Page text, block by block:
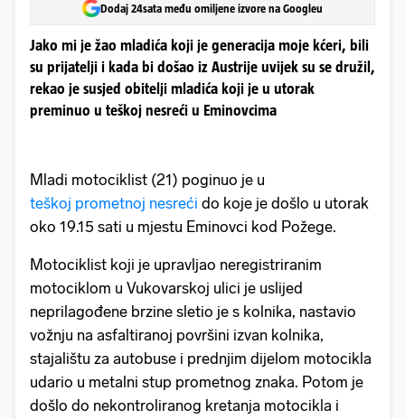
Dodaj 24sata među omiljene izvore na Googleu
Jako mi je žao mladića koji je generacija moje kćeri, bili
su prijatelji i kada bi došao iz Austrije uvijek su se družil,
rekao je susjed obitelji mladića koji je u utorak
preminuo u teškoj nesreći u Eminovcima
Mladi motociklist (21) poginuo je u
teškoj prometnoj nesreći do koje je došlo u utorak
oko 19.15 sati u mjestu Eminovci kod Požege.
Motociklist koji je upravljao neregistriranim
motociklom u Vukovarskoj ulici je uslijed
neprilagođene brzine sletio je s kolnika, nastavio
vožnju na asfaltiranoj površini izvan kolnika,
stajalištu za autobuse i prednjim dijelom motocikla
udario u metalni stup prometnog znaka. Potom je
došlo do nekontroliranog kretanja motocikla i